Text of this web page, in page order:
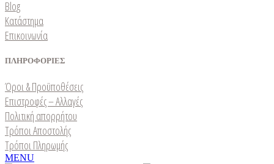
Blog
Κατάστημα
Επικοινωνία
ΠΛΗΡΟΦΟΡΙΕΣ
Όροι & Προϋποθέσεις
Επιστροφές – Αλλαγές
Πολιτική απορρήτου
Τρόποι Αποστολής
Τρόποι Πληρωμής
MENU